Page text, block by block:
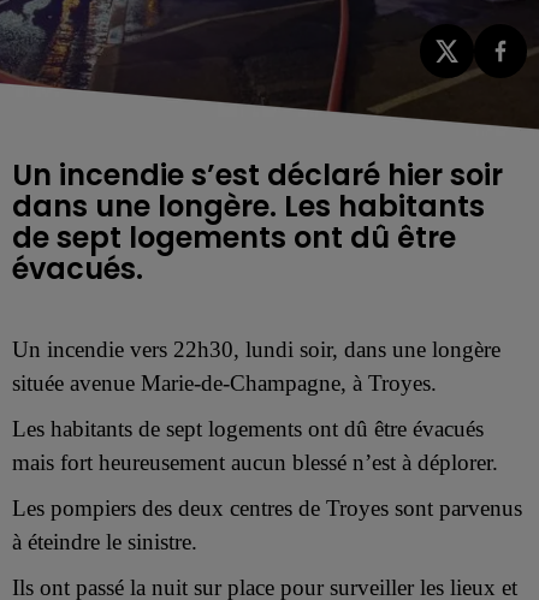
Un incendie s’est déclaré hier soir
dans une longère. Les habitants
de sept logements ont dû être
évacués.
Un incendie vers 22h30, lundi soir, dans une longère
située avenue Marie-de-Champagne, à Troyes.
Les habitants de sept logements ont dû être évacués
mais fort heureusement aucun blessé n’est à déplorer.
Les pompiers des deux centres de Troyes sont parvenus
à éteindre le sinistre.
Ils ont passé la nuit sur place pour surveiller les lieux et